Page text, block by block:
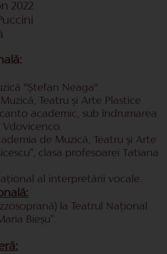
2022
“Ștefan Neaga“.
Teatru și Arte Plastice
canto academic, sub îndrumarea
Vdovicenco.
de Muzică, Teatru și Arte
clasa profesoarei Tatiana
al interpretării vocale.
la Teatrul Național
Bieșu’’.